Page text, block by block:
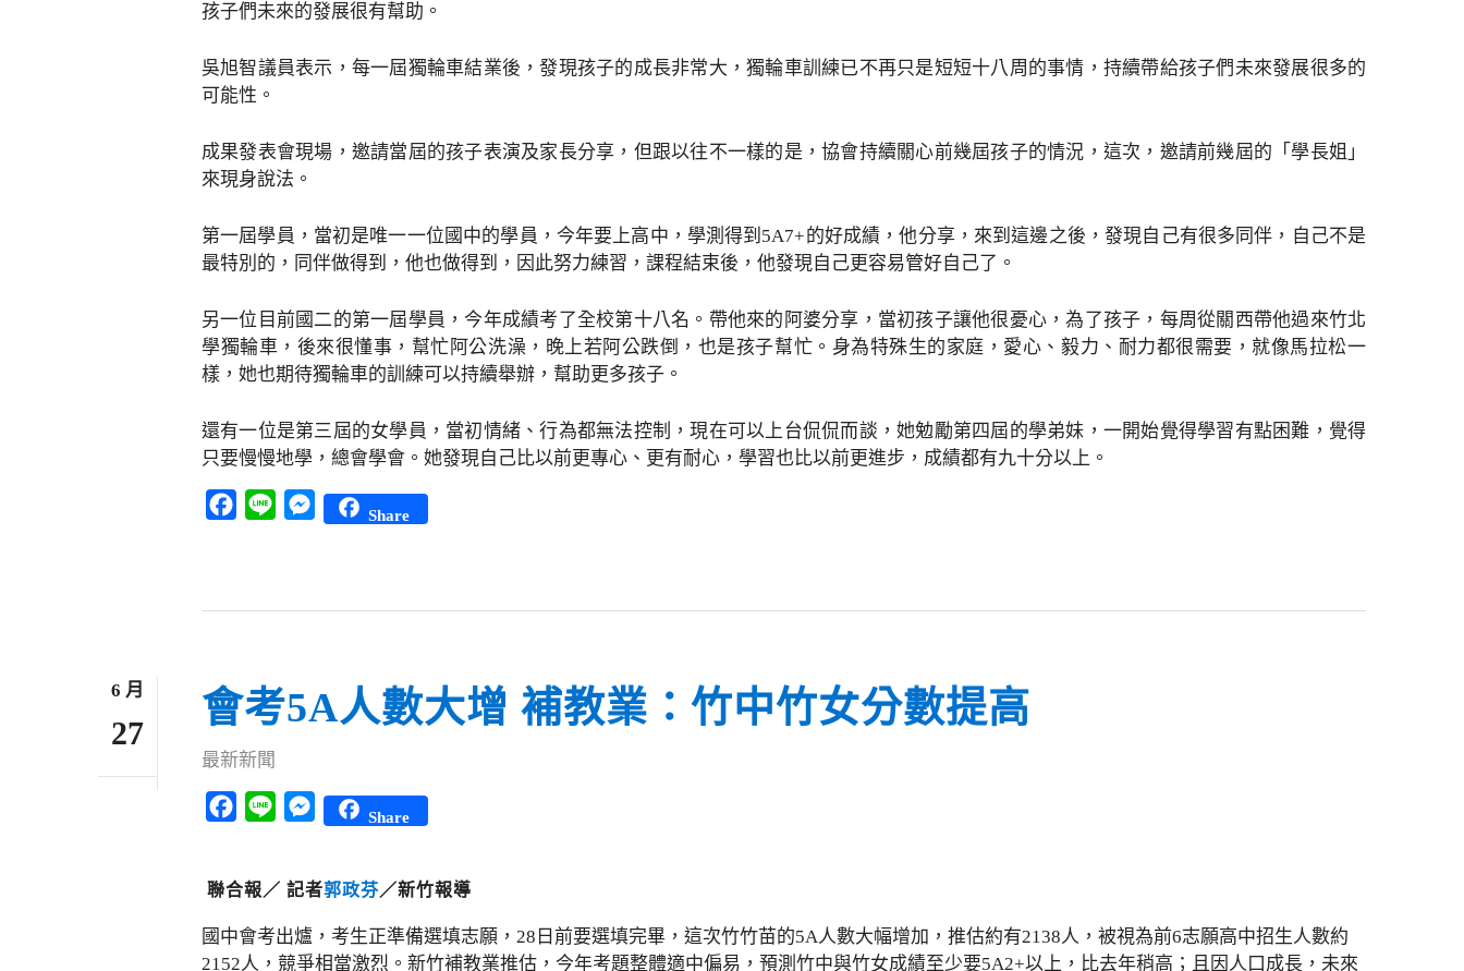
孩子們未來的發展很有幫助。
吳旭智議員表示，每一屆獨輪車結業後，發現孩子的成長非常大，獨輪車訓練已不再只是短短十八周的事情，持續帶給孩子們未來發展很多的
可能性。
成果發表會現場，邀請當屆的孩子表演及家長分享，但跟以往不一樣的是，協會持續關心前幾屆孩子的情況，這次，邀請前幾屆的「學長姐」
來現身說法。
第一屆學員，當初是唯一一位國中的學員，今年要上高中，學測得到5A7+的好成績，他分享，來到這邊之後，發現自己有很多同伴，自己不是
最特別的，同伴做得到，他也做得到，因此努力練習，課程結束後，他發現自己更容易管好自己了。
另一位目前國二的第一屆學員，今年成績考了全校第十八名。帶他來的阿婆分享，當初孩子讓他很憂心，為了孩子，每周從關西帶他過來竹北
學獨輪車，後來很懂事，幫忙阿公洗澡，晚上若阿公跌倒，也是孩子幫忙。身為特殊生的家庭，愛心、毅力、耐力都很需要，就像馬拉松一
樣，她也期待獨輪車的訓練可以持續舉辦，幫助更多孩子。
還有一位是第三屆的女學員，當初情緒、行為都無法控制，現在可以上台侃侃而談，她勉勵第四屆的學弟妹，一開始覺得學習有點困難，覺得
只要慢慢地學，總會學會。她發現自己比以前更專心、更有耐心，學習也比以前更進步，成績都有九十分以上。
Facebook
Line Messenger
Share
6 月
27
會考5A人數大增 補教業：竹中竹女分數提高
最新新聞
Facebook
Line Messenger
Share
聯合報／ 記者郭政芬／新竹報導
國中會考出爐，考生正準備選填志願，28日前要選填完畢，這次竹竹苗的5A人數大幅增加，推估約有2138人，被視為前6志願高中招生人數約
2152人，競爭相當激烈。新竹補教業推估，今年考題整體適中偏易，預測竹中與竹女成績至少要5A2+以上，比去年稍高；且因人口成長，未來